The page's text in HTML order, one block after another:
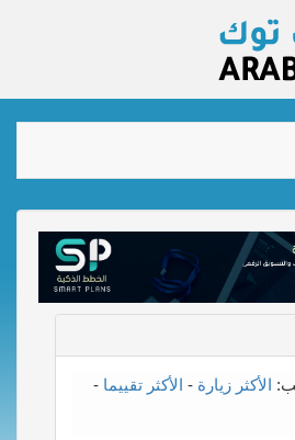
الأكثر زيارة - الأكثر تقييما -